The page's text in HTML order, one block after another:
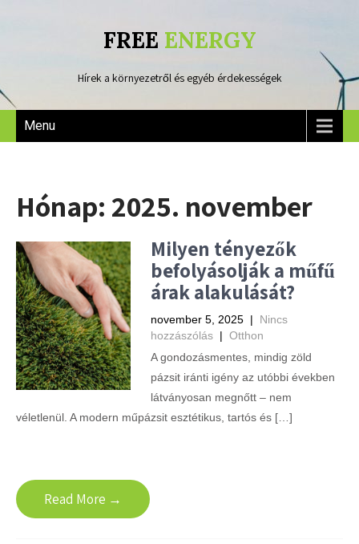
FREE ENERGY
Hírek a környezetről és egyéb érdekességek
Menu
Hónap: 2025. november
Milyen tényezők
befolyásolják a műfű
árak alakulását?
november 5, 2025 | Nincs
hozzászólás | Otthon
A gondozásmentes, mindig zöld
pázsit iránti igény az utóbbi években
látványosan megnőtt – nem
véletlenül. A modern műpázsit esztétikus, tartós és […]
Read More →